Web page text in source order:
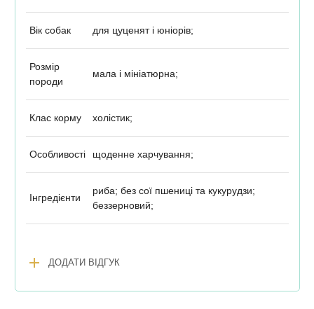
Вік собак для цуценят і юніорів;
Розмір
породи
мала і мініатюрна;
Клас корму холістик;
Особливості щоденне харчування;
Інгредієнти
риба; без сої пшениці та кукурудзи;
беззерновий;
add ДОДАТИ ВІДГУК